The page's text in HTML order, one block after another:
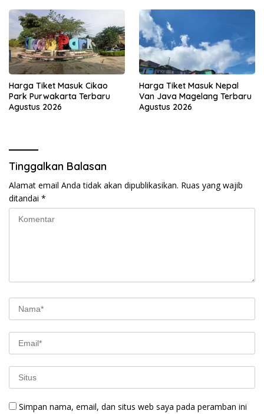
Harga Tiket Masuk Cikao
Park Purwakarta Terbaru
Agustus 2026
Harga Tiket Masuk Nepal
Van Java Magelang Terbaru
Agustus 2026
Tinggalkan Balasan
Alamat email Anda tidak akan dipublikasikan. Ruas yang wajib
ditandai *
Simpan nama, email, dan situs web saya pada peramban ini